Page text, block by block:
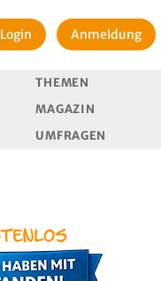
Login Anmeldung
THEMEN
MAGAZIN
UMFRAGEN